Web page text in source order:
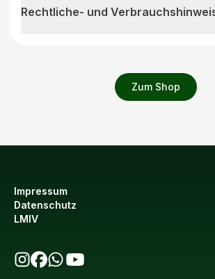
Zum Shop
Rechtliche- und
Impressum
Datenschutz
LMIV